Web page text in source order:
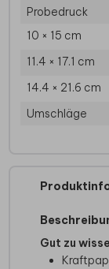
Probedruck
10 × 15 cm
11.4 × 17.1 cm
14.4 × 21.6 cm
Umschläge
Gut zu